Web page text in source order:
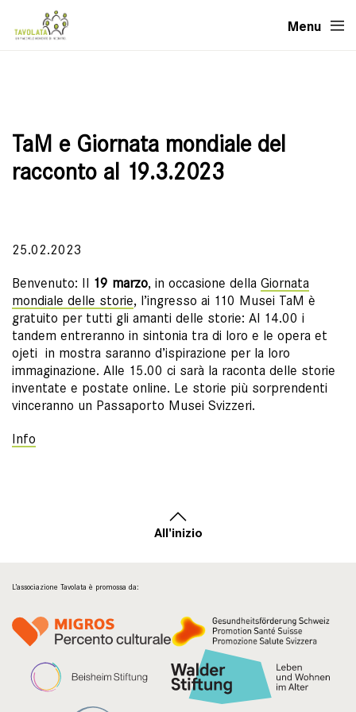
Menu
TaM e Giornata mondiale del
racconto al 19.3.2023
25.02.2023
Benvenuto: Il 19 marzo, in occasione della Giornata
mondiale delle storie, l’ingresso ai 110 Musei TaM è
gratuito per tutti gli amanti delle storie: Al 14.00 i
tandem entreranno in sintonia tra di loro e le opera et
ojeti in mostra saranno d’ispirazione per la loro
immaginazione. Alle 15.00 ci sarà la raconta delle storie
inventate e postate online. Le storie più sorprendenti
vinceranno un Passaporto Musei Svizzeri.
Info
All'inizio
L’associazione Tavolata è promossa da: